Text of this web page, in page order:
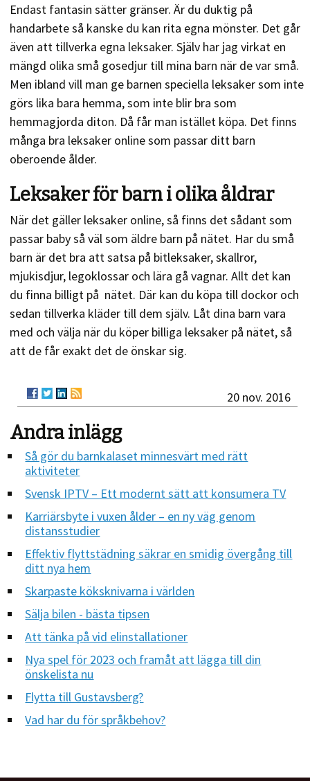
Endast fantasin sätter gränser. Är du duktig på
handarbete så kanske du kan rita egna mönster. Det går
även att tillverka egna leksaker. Själv har jag virkat en
mängd olika små gosedjur till mina barn när de var små.
Men ibland vill man ge barnen speciella leksaker som inte
görs lika bara hemma, som inte blir bra som
hemmagjorda diton. Då får man istället köpa. Det finns
många bra leksaker online som passar ditt barn
oberoende ålder.
Leksaker för barn i olika åldrar
När det gäller leksaker online, så finns det sådant som
passar baby så väl som äldre barn på nätet. Har du små
barn är det bra att satsa på bitleksaker, skallror,
mjukisdjur, legoklossar och lära gå vagnar. Allt det kan
du finna billigt på nätet. Där kan du köpa till dockor och
sedan tillverka kläder till dem själv. Låt dina barn vara
med och välja när du köper billiga leksaker på nätet, så
att de får exakt det de önskar sig.
20 nov. 2016
Andra inlägg
Så gör du barnkalaset minnesvärt med rätt
aktiviteter
Svensk IPTV – Ett modernt sätt att konsumera TV
Karriärsbyte i vuxen ålder – en ny väg genom
distansstudier
Effektiv flyttstädning säkrar en smidig övergång till
ditt nya hem
Skarpaste köksknivarna i världen
Sälja bilen - bästa tipsen
Att tänka på vid elinstallationer
Nya spel för 2023 och framåt att lägga till din
önskelista nu
Flytta till Gustavsberg?
Vad har du för språkbehov?